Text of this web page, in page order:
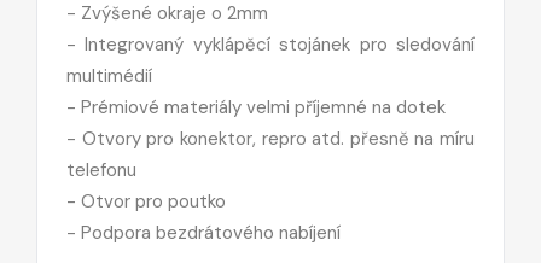
- Zvýšené okraje o 2mm
- Integrovaný vyklápěcí stojánek pro sledování
multimédií
- Prémiové materiály velmi příjemné na dotek
- Otvory pro konektor, repro atd. přesně na míru
telefonu
- Otvor pro poutko
- Podpora bezdrátového nabíjení